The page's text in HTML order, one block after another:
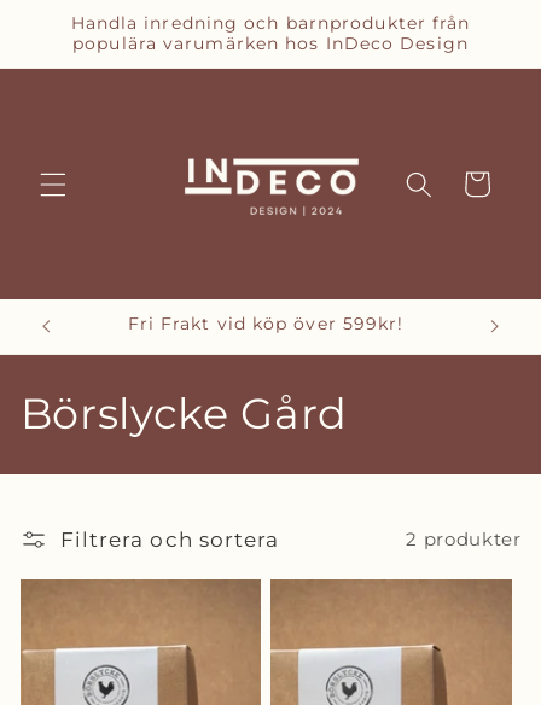
vidareHandla inredning och barnprodukter från
populära varumärken hos InDeco Design
Varukorg
Fri Frakt vid köp över 599kr!
P
r
o
d
k
Börslycke Gård
Filtrera och sortera 2 produkter